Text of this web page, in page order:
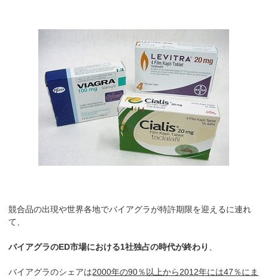
競合品の出現や世界各地でバイアグラが特許期限を迎えるに連れ
て、
バイアグラのED市場における1社独占の時代が終わり 、
バイアグラのシェアは2000年の90％以上から2012年には47％にま